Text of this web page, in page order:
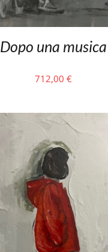
Dopo una musica
712,00 €